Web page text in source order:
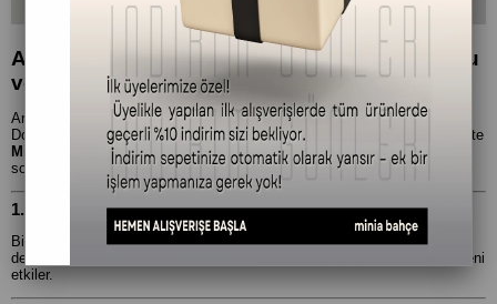
Aromaterapi Hakkında En Sık Sorulan 10 Soru
ve Cevapları
Aromaterapi nedir, nasıl uygulanır, gerçekten işe yarar mı?
Doğal şifa yolculuğuna adım atan herkesin aklında bu tür sorular olur. İşte
Minia Bahçe
uzmanlığında, aromaterapiyle ilgili en çok merak edilen 10
sorunun sade ve net cevapları:
1. Aromaterapi nedir?
Bitkilerden elde edilen uçucu yağların, fiziksel ve ruhsal sağlığı
desteklemek amacıyla kullanılmasıdır. Aromaterapi hem zihni hem bedeni
etkiler.